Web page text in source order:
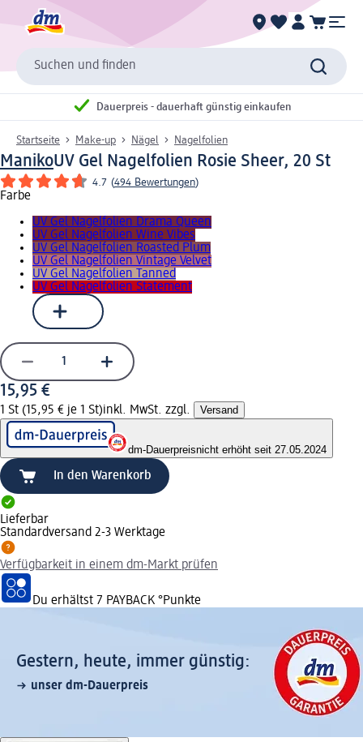
Suchen und finden
Dauerpreis - dauerhaft günstig einkaufen
Startseite Make-up Nägel Nagelfolien
ManikoUV Gel Nagelfolien Rosie Sheer, 20 St
4.7 (494 Bewertungen)
Farbe
UV Gel Nagelfolien Drama Queen
UV Gel Nagelfolien Wine Vibes
UV Gel Nagelfolien Roasted Plum
UV Gel Nagelfolien Vintage Velvet
UV Gel Nagelfolien Tanned
UV Gel Nagelfolien Statement
15,95 €
1 St (15,95 € je 1 St)inkl. MwSt. zzgl. Versand
dm-Dauerpreisnicht erhöht seit 27.05.2024
In den Warenkorb
Lieferbar
Standardversand 2-3 Werktage
Verfügbarkeit in einem dm-Markt prüfen
Du erhältst 7 PAYBACK °Punkte
Gestern, heute, immer günstig:
unser dm-Dauerpreis